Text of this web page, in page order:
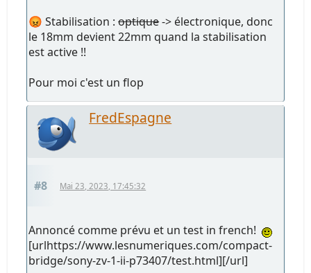
😡 Stabilisation :optique-> électronique, donc
le 18mm devient 22mm quand la stabilisation
est active !!
Pour moi c'est un flop
FredEspagne
#8 Mai 23, 2023, 17:45:32
Annoncé comme prévu et un test in french!
[urlhttps://www.lesnumeriques.com/compact-
bridge/sony-zv-1-ii-p73407/test.html][/url]